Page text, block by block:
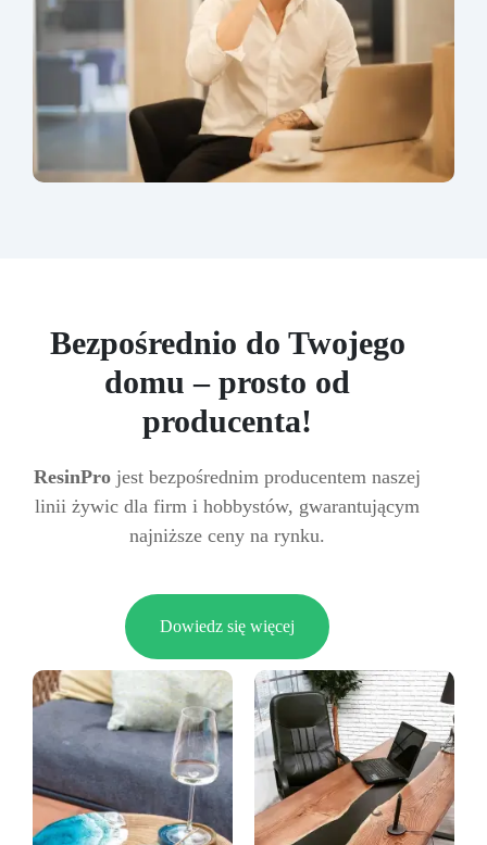
Bezpośrednio do Twojego
domu – prosto od
producenta!
ResinPro jest bezpośrednim producentem naszej
linii żywic dla firm i hobbystów, gwarantującym
najniższe ceny na rynku.
Dowiedz się więcej